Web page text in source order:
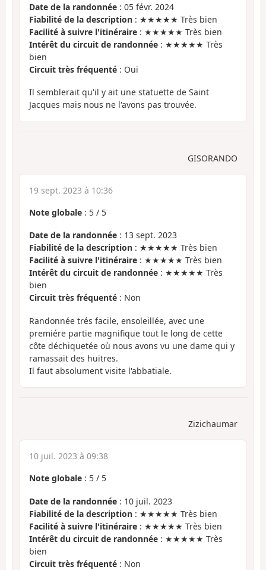
Date de la randonnée : 05 févr. 2024
Fiabilité de la description : ★★★★★ Très bien
Facilité à suivre l'itinéraire : ★★★★★ Très bien
Intérêt du circuit de randonnée : ★★★★★ Très
bien
Circuit très fréquenté : Oui
Il semblerait qu'il y ait une statuette de Saint
Jacques mais nous ne l'avons pas trouvée.
GISORANDO
19 sept. 2023 à 10:36
Note globale : 5 / 5
Date de la randonnée : 13 sept. 2023
Fiabilité de la description : ★★★★★ Très bien
Facilité à suivre l'itinéraire : ★★★★★ Très bien
Intérêt du circuit de randonnée : ★★★★★ Très
bien
Circuit très fréquenté : Non
Randonnée trés facile, ensoleillée, avec une
premiére partie magnifique tout le long de cette
côte déchiquetée où nous avons vu une dame qui y
ramassait des huitres.
Il faut absolument visite l'abbatiale.
Zizichaumar
10 juil. 2023 à 09:38
Note globale : 5 / 5
Date de la randonnée : 10 juil. 2023
Fiabilité de la description : ★★★★★ Très bien
Facilité à suivre l'itinéraire : ★★★★★ Très bien
Intérêt du circuit de randonnée : ★★★★★ Très
bien
Circuit très fréquenté : Non